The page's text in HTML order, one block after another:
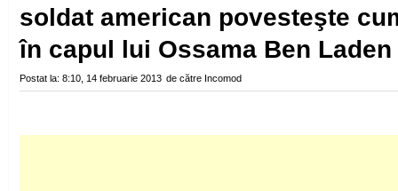
soldat american povesteşte
în capul lui Ossama Ben Laden
Postat la: 8:10, 14 februarie 2013 de către Incomod